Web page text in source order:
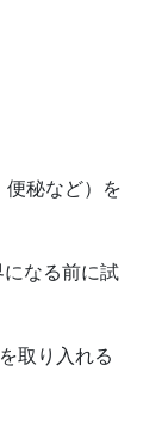
秘など）を
になる前に試
取り入れる